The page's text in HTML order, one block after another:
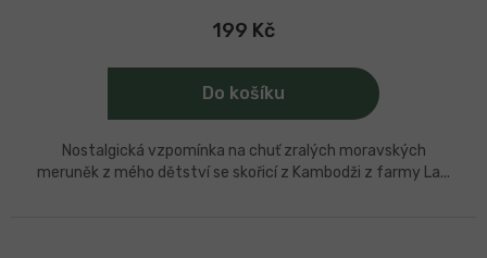
199 Kč
Do košíku
Nostalgická vzpomínka na chuť zralých moravských
meruněk z mého dětství se skořicí z Kambodži z farmy La...